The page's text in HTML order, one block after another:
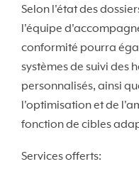
Selon l'état des
l'équipe
conformité pourra
systèmes de suivi des
personnalisés, ainsi
l'optimisation et de
fonction de cibles
Services offerts: